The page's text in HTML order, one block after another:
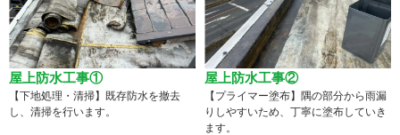
屋上防水工事①
【下地処理・清掃】既存防水を撤去
し、清掃を行います。
屋上防水工事②
【プライマー塗布】隅の部分から雨漏
りしやすいため、丁寧に塗布していき
ます。